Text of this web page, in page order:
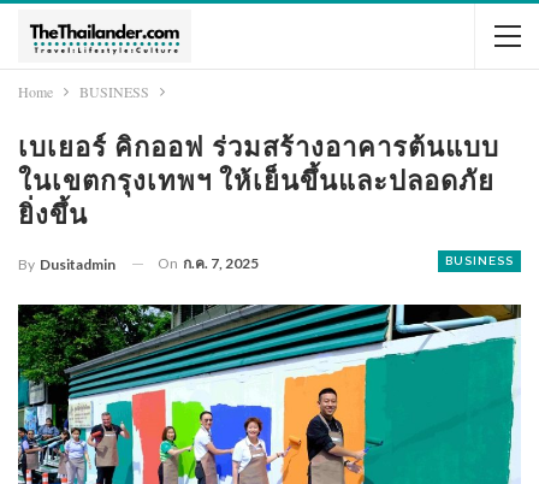
Home BUSINESS
เบเยอร์ คิกออฟ ร่วมสร้างอาคารต้นแบบ
ในเขตกรุงเทพฯ ให้เย็นขึ้นและปลอดภัย
ยิ่งขึ้น
BUSINESS
By Dusitadmin On ก.ค. 7, 2025